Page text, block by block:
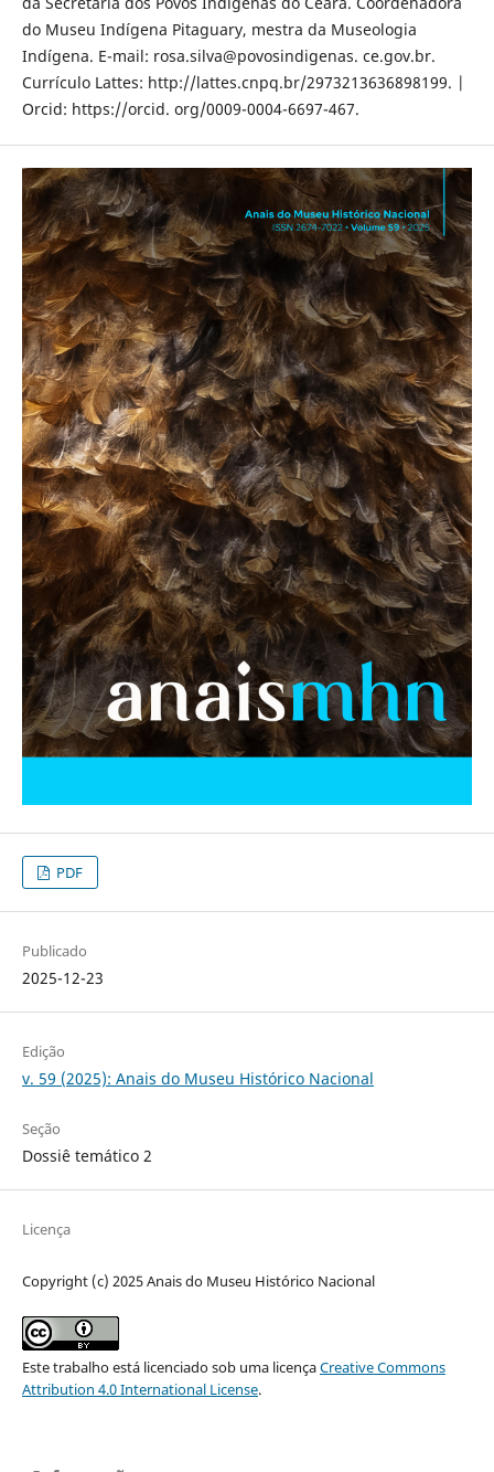
do Museu Indígena Pitaguary, mestra da Museologia
Indígena. E-mail: rosa.silva@povosindigenas. ce.gov.br.
Currículo Lattes: http://lattes.cnpq.br/2973213636898199. |
Orcid: https://orcid. org/0009-0004-6697-467.
PDF
Publicado
2025-12-23
Edição
v. 59 (2025): Anais do Museu Histórico Nacional
Seção
Dossiê temático 2
Licença
Copyright (c) 2025 Anais do Museu Histórico Nacional
Este trabalho está licenciado sob uma licençaCreative Commons
Attribution 4.0 International License.